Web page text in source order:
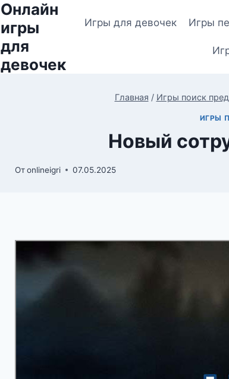
Онлайн
игры
для
девочек
Игры для девочек Игры
Главная / Игры поиск
ИГРЫ
Новый
Отonlineigri 07.05.2025